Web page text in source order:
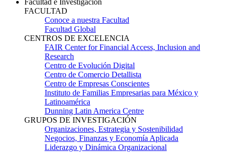
Facultad e Investigación
FACULTAD
Conoce a nuestra Facultad
Facultad Global
CENTROS DE EXCELENCIA
FAIR Center for Financial Access, Inclusion and
Research
Centro de Evolución Digital
Centro de Comercio Detallista
Centro de Empresas Conscientes
Instituto de Familias Empresarias para México y
Latinoamérica
Dunning Latin America Centre
GRUPOS DE INVESTIGACIÓN
Organizaciones, Estrategia y Sostenibilidad
Negocios, Finanzas y Economía Aplicada
Liderazgo y Dinámica Organizacional